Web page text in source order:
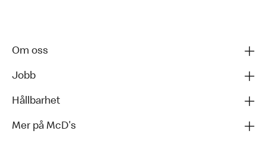
Om oss
Jobb
Hållbarhet
Mer på McD's